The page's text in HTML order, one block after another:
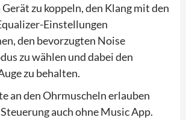
zu koppeln, den Klang mit den
Einstellungen
den bevorzugten Noise
zu wählen und dabei den
zu behalten.
an den Ohrmuscheln erlauben
auch ohne Music App.